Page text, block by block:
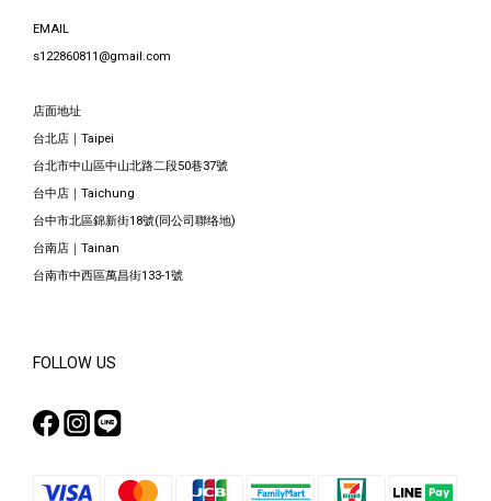
EMAIL
s122860811@gmail.com
店面地址
台北店｜Taipei
台北市中山區中山北路二段50巷37號
台中店｜Taichung
台中市北區錦新街18號(同公司聯络地)
台南店｜Tainan
台南市中西區萬昌街133-1號
FOLLOW US